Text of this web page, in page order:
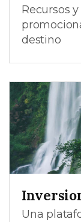
Recursos
destino
Una